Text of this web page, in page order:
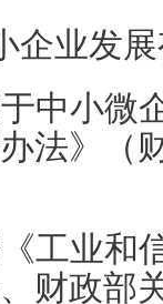
企业发
中小微
法》（
工业和
财政部